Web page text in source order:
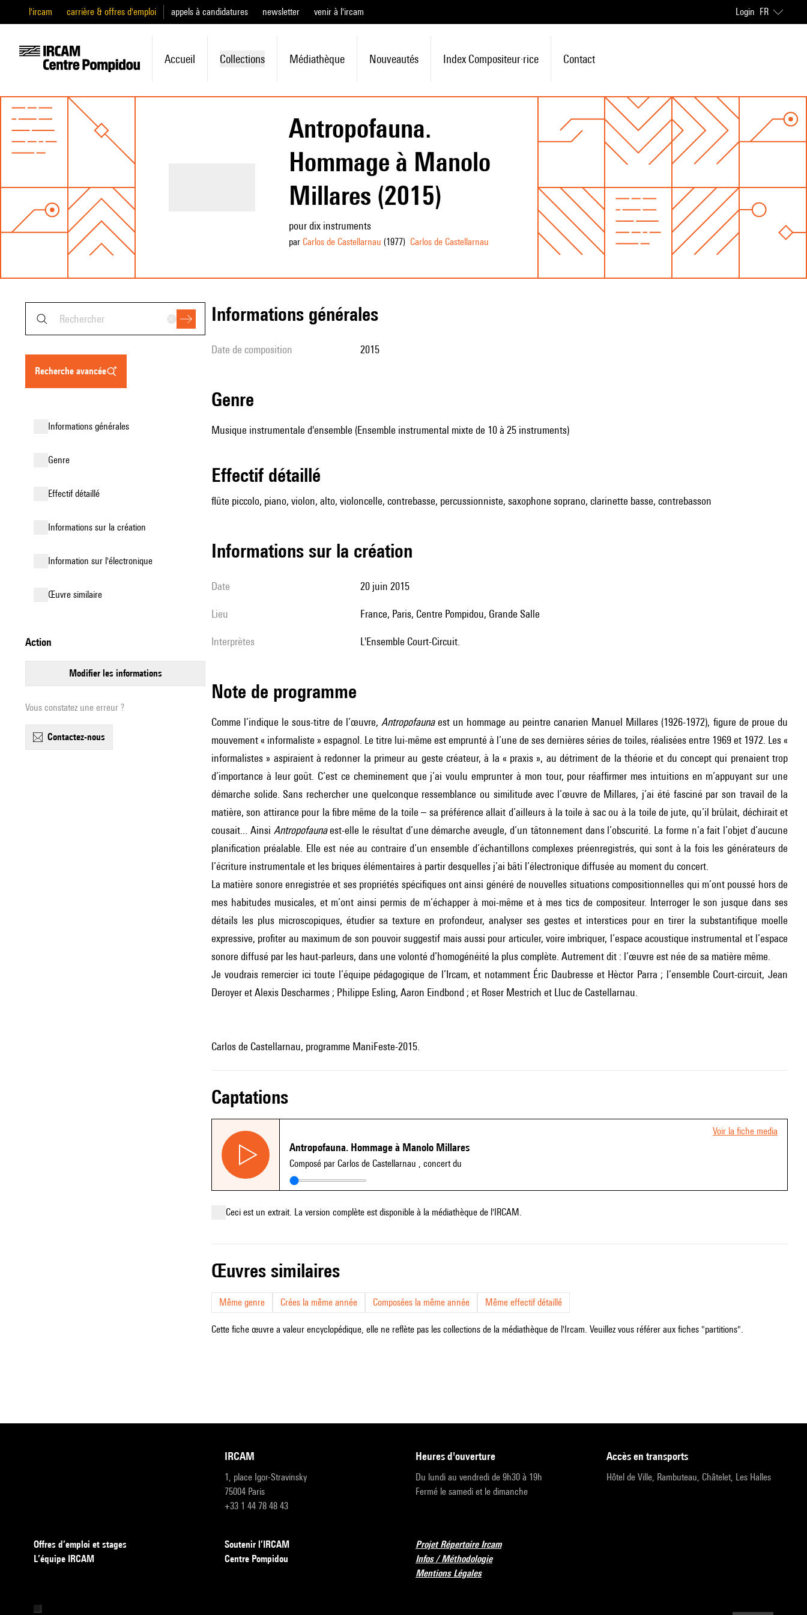
l'ircam carrière & offres d'emploi appels à candidatures newsletter venir à l'ircam Login FR
Accueil Collections Médiathèque Nouveautés Index Compositeur·rice Contact
Antropofauna.
Hommage à Manolo
Millares (2015)
pour dix instruments
par Carlos de Castellarnau (1977) Carlos de Castellarnau
recherche avancée
informations générales
genre
effectif détaillé
informations sur la création
Information sur l'électronique
œuvre similaire
action
modifier les informations
Vous constatez une erreur ?
contactez-nous
informations générales
date de composition 2015
genre
Musique instrumentale d'ensemble (Ensemble instrumental mixte de 10 à 25 instruments)
effectif détaillé
flûte piccolo, piano, violon, alto, violoncelle, contrebasse, percussionniste, saxophone soprano, clarinette basse, contrebasson
informations sur la création
date 20 juin 2015
lieu France, Paris, Centre Pompidou, Grande Salle
interprètes l'Ensemble Court-Circuit.
Note de programme
Comme l’indique le sous-titre de l’œuvre, Antropofaunaest un hommage au peintre canarien Manuel Millares (1926-1972), figure de proue du
mouvement « informaliste » espagnol. Le titre lui-même est emprunté à l’une de ses dernières séries de toiles, réalisées entre 1969 et 1972. Les «
informalistes » aspiraient à redonner la primeur au geste créateur, à la « praxis », au détriment de la théorie et du concept qui prenaient trop
d’importance à leur goût. C’est ce cheminement que j’ai voulu emprunter à mon tour, pour réaffirmer mes intuitions en m’appuyant sur une
démarche solide. Sans rechercher une quelconque ressemblance ou similitude avec l’œuvre de Millares, j’ai été fasciné par son travail de la
matière, son attirance pour la fibre même de la toile – sa préférence allait d’ailleurs à la toile à sac ou à la toile de jute, qu’il brûlait, déchirait et
cousait... Ainsi Antropofaunaest-elle le résultat d’une démarche aveugle, d’un tâtonnement dans l’obscurité. La forme n’a fait l’objet d’aucune
planification préalable. Elle est née au contraire d’un ensemble d’échantillons complexes préenregistrés, qui sont à la fois les générateurs de
l’écriture instrumentale et les briques élémentaires à partir desquelles j’ai bâti l’électronique diffusée au moment du concert.
La matière sonore enregistrée et ses propriétés spécifiques ont ainsi généré de nouvelles situations compositionnelles qui m’ont poussé hors de
mes habitudes musicales, et m’ont ainsi permis de m’échapper à moi-même et à mes tics de compositeur. Interroger le son jusque dans ses
détails les plus microscopiques, étudier sa texture en profondeur, analyser ses gestes et interstices pour en tirer la substantifique moelle
expressive, profiter au maximum de son pouvoir suggestif mais aussi pour articuler, voire imbriquer, l’espace acoustique instrumental et l’espace
sonore diffusé par les haut-parleurs, dans une volonté d’homogénéité la plus complète. Autrement dit : l’œuvre est née de sa matière même.
Je voudrais remercier ici toute l’équipe pédagogique de l’Ircam, et notamment Éric Daubresse et Hèctor Parra ; l’ensemble Court-circuit, Jean
Deroyer et Alexis Descharmes ; Philippe Esling, Aaron Eindbond ; et Roser Mestrich et Lluc de Castellarnau.
Carlos de Castellarnau, programme ManiFeste-2015.
captations
Voir la fiche media
Antropofauna. Hommage à Manolo Millares
Composé par Carlos de Castellarnau , concert du
Ceci est un extrait. La version complète est disponible à la médiathèque de l'IRCAM.
œuvres similaires
Même genre Crées la même année Composées la même année Même effectif détaillé
Cette fiche œuvre a valeur encyclopédique, elle ne reflète pas les collections de la médiathèque de l'Ircam. Veuillez vous référer aux fiches "partitions".
IRCAM
1, place Igor-Stravinsky
75004 Paris
+33 1 44 78 48 43
heures d'ouverture
Du lundi au vendredi de 9h30 à 19h
Fermé le samedi et le dimanche
accès en transports
Hôtel de Ville, Rambuteau, Châtelet, Les Halles
Offres d’emploi et stages
L’équipe IRCAM
Soutenir l’IRCAM
Centre Pompidou
Projet Répertoire Ircam
Infos / Méthodologie
Mentions Légales